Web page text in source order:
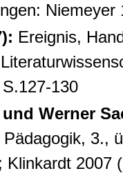
Niemeyer
: Ereignis,
130
Werner
3.,
Klinkardt 2007